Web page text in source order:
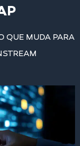
QUE MUDA PARA